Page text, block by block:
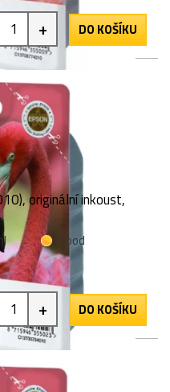
+ DO KOŠÍKU
originální inkoust,
1 bod
+ DO KOŠÍKU